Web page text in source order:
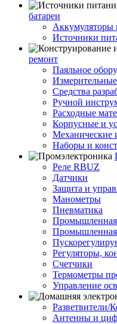
батареи
Аккумуляторы
Источники
ремонт
Паяльное
Средства
Ручной
Расходные
Корпусные и
Механические
Наборы и
Реле RBUZ
Датчики
Защита и
Манометры
Пневматика
Промышленная
Промышленная
Регуляторы,
Счетчики
Термометры
Управление
Разветвители/
Антенны и